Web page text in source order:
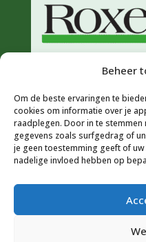
Beheer
Om de beste ervaringen te
cookies om informatie over je
raadplegen. Door in te stemmen
gegevens zoals surfgedrag of
je geen toestemming geeft of
nadelige invloed hebben op